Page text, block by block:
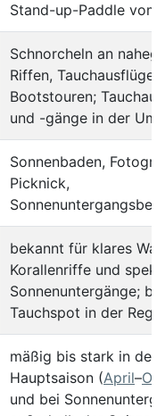
Stand-up-Paddle vom
Schnorcheln an
Riffen, Tauchausflüge,
Bootstouren;
und -gänge in der
Sonnenbaden,
Picknick,
bekannt für klares
Korallenriffe und
Sonnenuntergänge;
Tauchspot in der
mäßig bis stark in der
Hauptsaison (April–
und bei